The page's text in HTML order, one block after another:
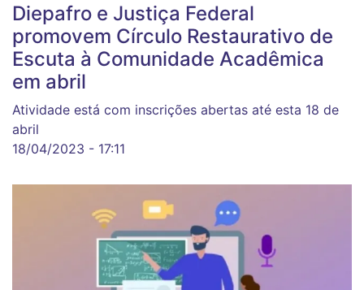
Diepafro e Justiça Federal
promovem Círculo Restaurativo de
Escuta à Comunidade Acadêmica
em abril
Atividade está com inscrições abertas até esta 18 de
abril
18/04/2023 - 17:11